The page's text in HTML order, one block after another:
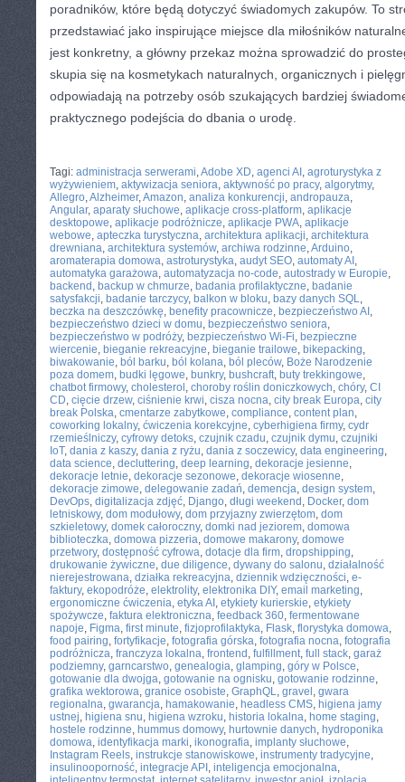
poradników, które będą dotyczyć świadomych zakupów. To
przedstawiać jako inspirujące miejsce dla miłośników
jest konkretny, a główny przekaz można sprowadzić do
skupia się na kosmetykach naturalnych, organicznych i
odpowiadają na potrzeby osób szukających bardziej
praktycznego podejścia do dbania o urodę.
Tagi: administracja serwerami,Adobe XD, agenci AI , agroturystyka z
wyżywieniem, aktywizacja seniora, aktywność po pracy, algorytmy,
Allegro,Alzheimer,Amazon, analiza konkurencji, andropauza,
Angular, aparaty słuchowe, aplikacje cross-platform, aplikacje
desktopowe, aplikacje podróżnicze, aplikacje PWA, aplikacje
webowe, apteczka turystyczna, architektura aplikacji, architektura
drewniana, architektura systemów, archiwa rodzinne,Arduino,
aromaterapia domowa, astroturystyka, audyt SEO, automaty AI ,
automatyka garażowa, automatyzacja no-code, autostrady w Europie,
backend , backup w chmurze, badania profilaktyczne, badanie
satysfakcji, badanie tarczycy, balkon w bloku, bazy danych SQL,
beczka na deszczówkę, benefity pracownicze, bezpieczeństwo AI ,
bezpieczeństwo dzieci w domu, bezpieczeństwo seniora,
bezpieczeństwo w podróży, bezpieczeństwo Wi-Fi, bezpieczne
wiercenie, bieganie rekreacyjne, bieganie trailowe, bikepacking,
biwakowanie, ból barku, ból kolana, ból pleców, Boże Narodzenie
poza domem, budki lęgowe, bunkry, bushcraft, buty trekkingowe,
chatbot firmowy, cholesterol , choroby roślin doniczkowych, chóry, CI
CD, cięcie drzew, ciśnienie krwi, cisza nocna, city break Europa, city
break Polska, cmentarze zabytkowe, compliance, content plan,
coworking lokalny, ćwiczenia korekcyjne, cyberhigiena firmy, cydr
rzemieślniczy, cyfrowy detoks, czujnik czadu, czujnik dymu, czujniki
IoT, dania z kaszy, dania z ryżu, dania z soczewicy, data engineering,
data science, decluttering, deep learning, dekoracje jesienne,
dekoracje letnie, dekoracje sezonowe, dekoracje wiosenne,
dekoracje zimowe, delegowanie zadań, demencja, design system,
DevOps, digitalizacja zdjęć, Django, długi weekend , Docker, dom
letniskowy, dom modułowy, dom przyjazny zwierzętom, dom
szkieletowy, domek całoroczny, domki nad jeziorem, domowa
biblioteczka, domowa pizzeria, domowe makarony, domowe
przetwory, dostępność cyfrowa, dotacje dla firm, dropshipping,
drukowanie żywiczne, due diligence, dywany do salonu, działalność
nierejestrowana, działka rekreacyjna, dziennik wdzięczności, e-
faktury, ekopodróże, elektrolity, elektronika DIY, email marketing,
ergonomiczne ćwiczenia, etyka AI , etykiety kurierskie, etykiety
spożywcze, faktura elektroniczna, feedback 360, fermentowane
napoje, Figma, first minute, fizjoprofilaktyka, Flask, florystyka domowa,
food pairing, fortyfikacje, fotografia górska, fotografia nocna, fotografia
podróżnicza, franczyza lokalna, frontend , fulfillment, full stack, garaż
podziemny, garncarstwo, genealogia, glamping, góry w Polsce,
gotowanie dla dwojga, gotowanie na ognisku, gotowanie rodzinne,
grafika wektorowa, granice osobiste, GraphQL, gravel , gwara
regionalna, gwarancja, hamakowanie, headless CMS, higiena jamy
ustnej, higiena snu, higiena wzroku, historia lokalna, home staging,
hostele rodzinne, hummus domowy, hurtownie danych, hydroponika
domowa, identyfikacja marki, ikonografia, implanty słuchowe,
Instagram Reels, instrukcje stanowiskowe, instrumenty tradycyjne,
insulinooporność, integracje API , inteligencja emocjonalna,